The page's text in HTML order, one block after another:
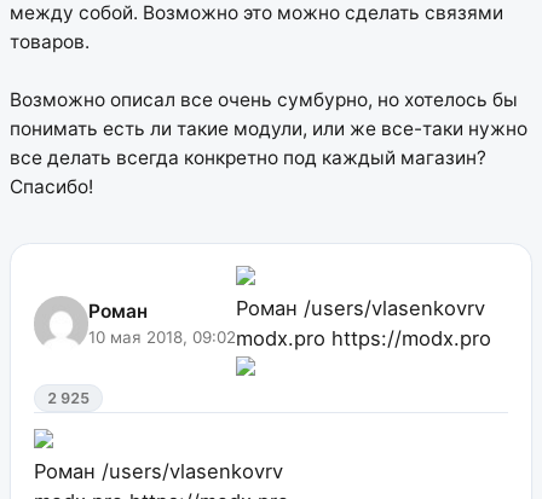
между собой. Возможно это можно сделать связями
товаров.
Возможно описал все очень сумбурно, но хотелось бы
понимать есть ли такие модули, или же все-таки нужно
все делать всегда конкретно под каждый магазин?
Спасибо!
Роман
10 мая 2018, 09:02
Роман /users/vlasenkovrv
modx.pro https://modx.pro
2 925
Роман /users/vlasenkovrv